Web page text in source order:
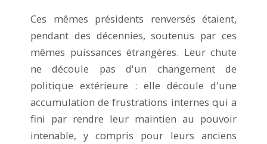
Ces mêmes présidents renversés étaient,
pendant des décennies, soutenus par ces
mêmes puissances étrangères. Leur chute
ne découle pas d'un changement de
politique extérieure : elle découle d'une
accumulation de frustrations internes qui a
fini par rendre leur maintien au pouvoir
intenable, y compris pour leurs anciens